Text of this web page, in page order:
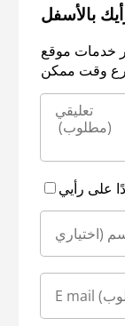
بالأسفل
خدمات موقع